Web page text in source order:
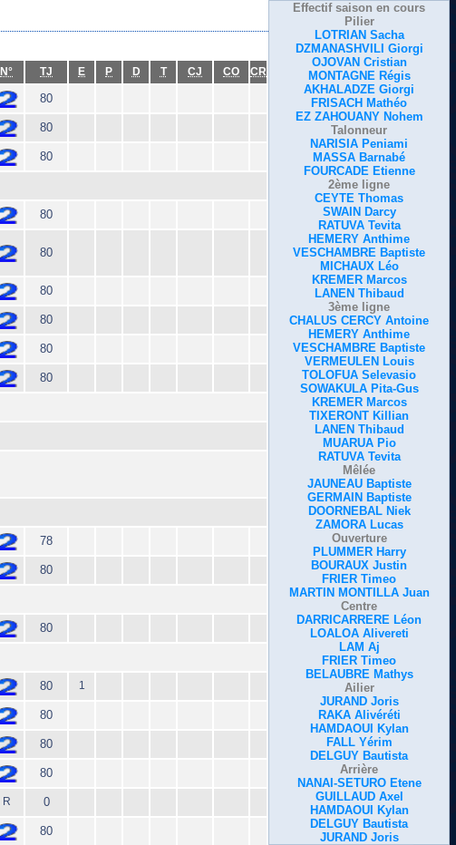
Effectif saison en cours
Pilier
LOTRIAN Sacha
DZMANASHVILI Giorgi
OJOVAN Cristian
MONTAGNE Régis
AKHALADZE Giorgi
FRISACH Mathéo
EZ ZAHOUANY Nohem
Talonneur
NARISIA Peniami
MASSA Barnabé
FOURCADE Etienne
2ème ligne
CEYTE Thomas
SWAIN Darcy
RATUVA Tevita
HEMERY Anthime
VESCHAMBRE Baptiste
MICHAUX Léo
KREMER Marcos
LANEN Thibaud
3ème ligne
CHALUS CERCY Antoine
HEMERY Anthime
VESCHAMBRE Baptiste
VERMEULEN Louis
TOLOFUA Selevasio
SOWAKULA Pita-Gus
KREMER Marcos
TIXERONT Killian
LANEN Thibaud
MUARUA Pio
RATUVA Tevita
Mêlée
JAUNEAU Baptiste
GERMAIN Baptiste
DOORNEBAL Niek
ZAMORA Lucas
Ouverture
PLUMMER Harry
BOURAUX Justin
FRIER Timeo
MARTIN MONTILLA Juan
Centre
DARRICARRERE Léon
LOALOA Alivereti
LAM Aj
FRIER Timeo
BELAUBRE Mathys
Ailier
JURAND Joris
RAKA Alivéréti
HAMDAOUI Kylan
FALL Yérim
DELGUY Bautista
Arrière
NANAI-SETURO Etene
GUILLAUD Axel
HAMDAOUI Kylan
DELGUY Bautista
JURAND Joris
N° TJ E P D T CJ CO CR
80
80
80
80
80
80
80
80
80
78
80
80
80 1
80
80
80
R 0
80